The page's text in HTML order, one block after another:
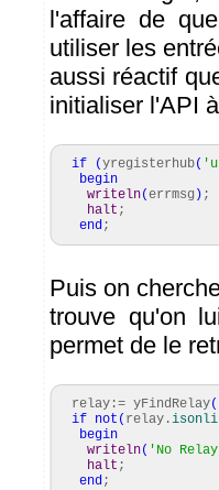
l'affaire de
utiliser les
aussi réactif
initialiser l'API
if (yregisterhub(
begin
writeln(errmsg ) ;
halt ;
end;
Puis on
trouve qu'on
permet de le
relay:= yFindRelay(
if not ( relay.
begin
writeln( 'No
halt ;
end;